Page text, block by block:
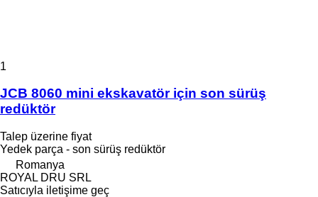
1
JCB 8060 mini ekskavatör için son sürüş
redüktör
Talep üzerine fiyat
Yedek parça - son sürüş redüktör
Romanya
ROYAL DRU SRL
Satıcıyla iletişime geç